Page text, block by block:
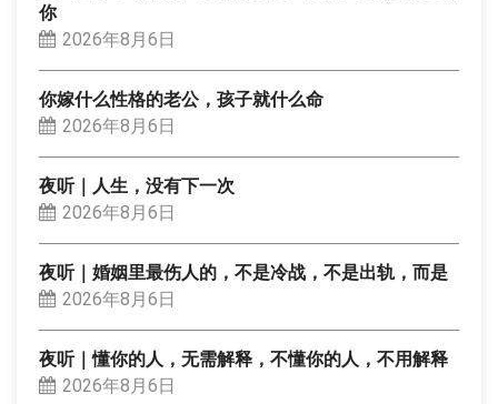
你
2026年8月6日
你嫁什么性格的老公，孩子就什么命
2026年8月6日
夜听｜人生，没有下一次
2026年8月6日
夜听｜婚姻里最伤人的，不是冷战，不是出轨，而是
2026年8月6日
夜听｜懂你的人，无需解释，不懂你的人，不用解释
2026年8月6日